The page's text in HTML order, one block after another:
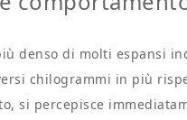
denso di molti espansi
chilogrammi in più
si percepisce